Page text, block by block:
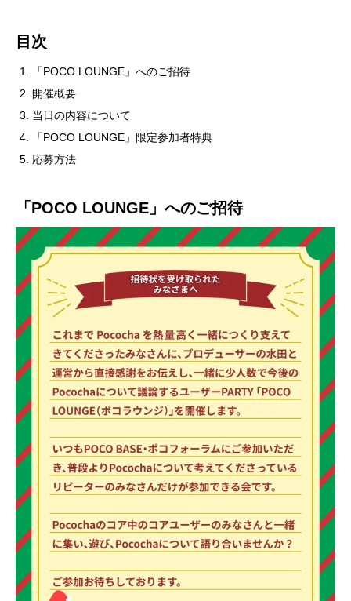
目次
「POCO LOUNGE」へのご招待
開催概要
当日の内容について
「POCO LOUNGE」限定参加者特典
応募方法
「POCO LOUNGE」へのご招待